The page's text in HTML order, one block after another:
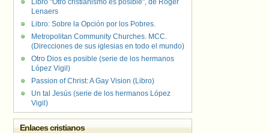
Libro "Otro cristianismo es posible", de Roger
Lenaers
Libro: Sobre la Opción por los Pobres.
Metropolitan Community Churches. MCC.
(Direcciones de sus iglesias en todo el mundo)
Otro Dios es posible (serie de los hermanos
López Vigil)
Passion of Christ: A Gay Vision (Libro)
Un tal Jesús (serie de los hermanos López
Vigil)
Enlaces cristianos